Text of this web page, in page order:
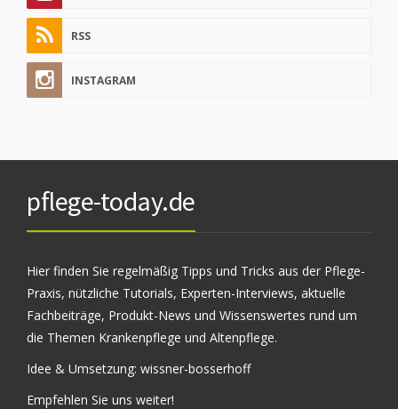
RSS
INSTAGRAM
pflege-today.de
Hier finden Sie regelmäßig Tipps und Tricks aus der Pflege-
Praxis, nützliche Tutorials, Experten-Interviews, aktuelle
Fachbeiträge, Produkt-News und Wissenswertes rund um
die Themen Krankenpflege und Altenpflege.
Idee & Umsetzung: wissner-bosserhoff
Empfehlen Sie uns weiter!